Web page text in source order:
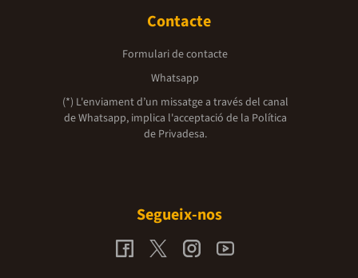
Contacte
Formulari de contacte
Whatsapp
(*) L'enviament d’un missatge a través del canal
de Whatsapp, implica l'acceptació de la Política
de Privadesa.
Segueix-nos